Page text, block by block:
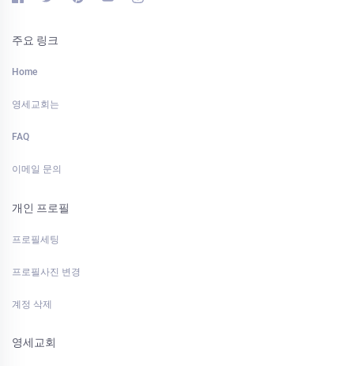
주요 링크
Home
영세교회는
FAQ
이메일 문의
개인 프로필
프로필세팅
프로필사진 변경
계정 삭제
영세교회